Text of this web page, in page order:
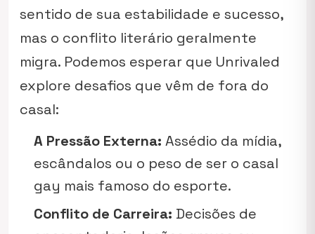
sentido de sua estabilidade e sucesso,
mas o conflito literário geralmente
migra. Podemos esperar que Unrivaled
explore desafios que vêm de fora do
casal:
A Pressão Externa: Assédio da mídia,
escândalos ou o peso de ser o casal
gay mais famoso do esporte.
Conflito de Carreira: Decisões de